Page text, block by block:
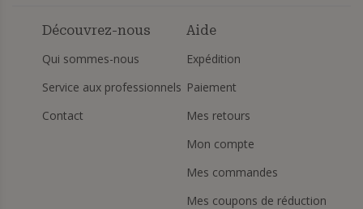
Découvrez-nous
Qui sommes-nous
Service aux professionnels
Contact
Aide
Expédition
Paiement
Mes retours
Mon compte
Mes commandes
Mes coupons de réduction